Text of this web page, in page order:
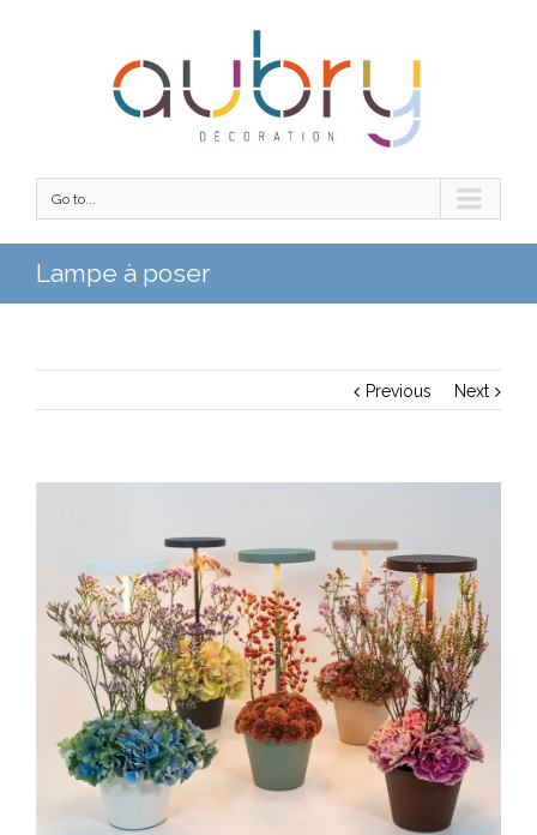
Go to...
Lampe à poser
Previous Next